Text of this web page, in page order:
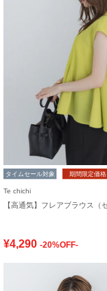
タイムセール対象 期間限定価格
Te chichi
¥4,290 -20%OFF-